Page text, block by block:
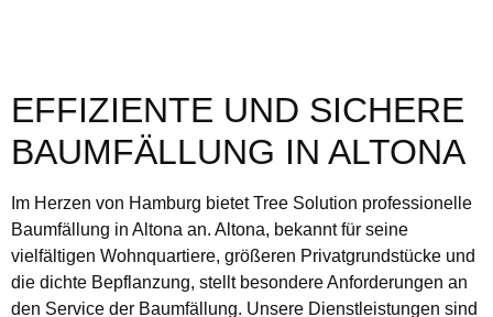
EFFIZIENTE UND SICHERE
BAUMFÄLLUNG IN ALTONA
Im Herzen von Hamburg bietet Tree Solution professionelle
Baumfällung in Altona an. Altona, bekannt für seine
vielfältigen Wohnquartiere, größeren Privatgrundstücke und
die dichte Bepflanzung, stellt besondere Anforderungen an
den Service der Baumfällung. Unsere Dienstleistungen sind